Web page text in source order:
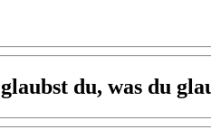
glaubst du, was du